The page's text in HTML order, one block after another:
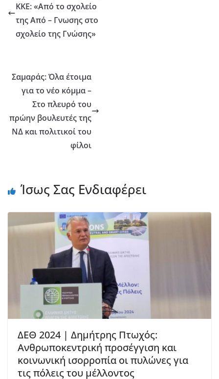
ΚΚΕ: «Από το σχολείο
της Από – Γνωσης στο
σχολείο της Γνώσης»
Σαμαράς: Όλα έτοιμα
για το νέο κόμμα –
Στο πλευρό του
πρώην βουλευτές της
ΝΔ και πολιτικοί του
φίλοι
Ίσως Σας Ενδιαφέρει
ΔΕΘ 2024 | Δημήτρης Πτωχός:
Ανθρωποκεντρική προσέγγιση και
κοινωνική ισορροπία οι πυλώνες για
τις πόλεις του μέλλοντος